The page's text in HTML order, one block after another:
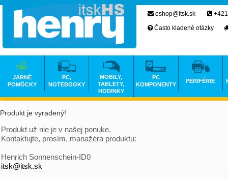
Produkt je vyradený!
Produkt už nie je v našej ponuke.
Kontaktujte, prosím, manažéra produktu:
Henrich Sonnenschein-ID0
itsk@itsk.sk
eshop@itsk.sk
Často kladené otázky
JARNÉ
POMÔCKY
PC,
NOTEBOOKY
MOBILY,
TABLETY,
HODINKY
PC
KOMPONENTY
PERIFÉRIE